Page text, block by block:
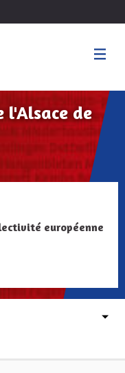
l'Alsace de
européenne